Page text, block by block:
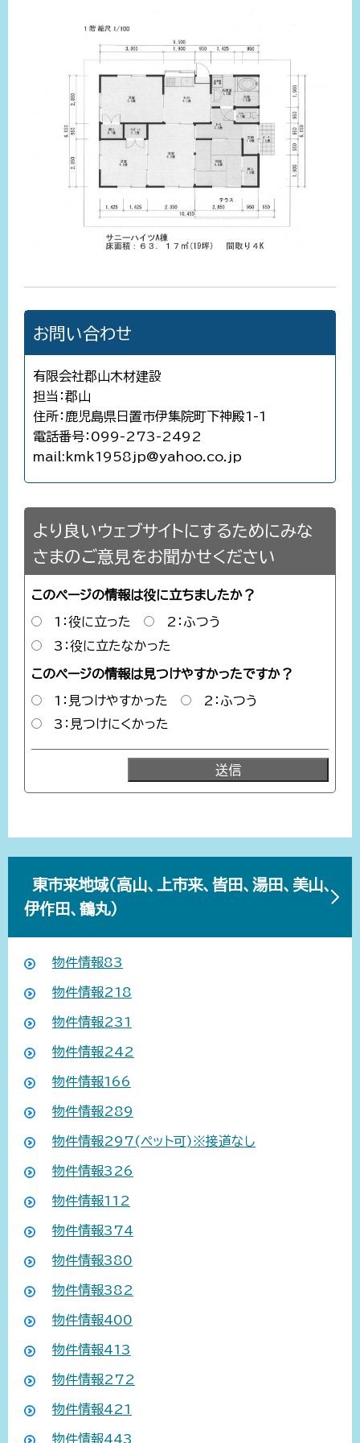
お問い合わせ
有限会社郡山木材建設
担当：郡山
住所：鹿児島県日置市伊集院町下神殿1-1
電話番号：099-273-2492
mail:kmk1958jp@yahoo.co.jp
より良いウェブサイトにするためにみな
さまのご意見をお聞かせください
このページの情報は役に立ちましたか？
1：役に立った
2：ふつう
3：役に立たなかった
このページの情報は見つけやすかったですか？
1：見つけやすかった
2：ふつう
3：見つけにくかった
東市来地域（高山、上市来、皆田、湯田、美山、
伊作田、鶴丸）
物件情報83
物件情報218
物件情報231
物件情報242
物件情報166
物件情報289
物件情報297(ペット可)※接道なし
物件情報326
物件情報112
物件情報374
物件情報380
物件情報382
物件情報400
物件情報413
物件情報272
物件情報421
物件情報443